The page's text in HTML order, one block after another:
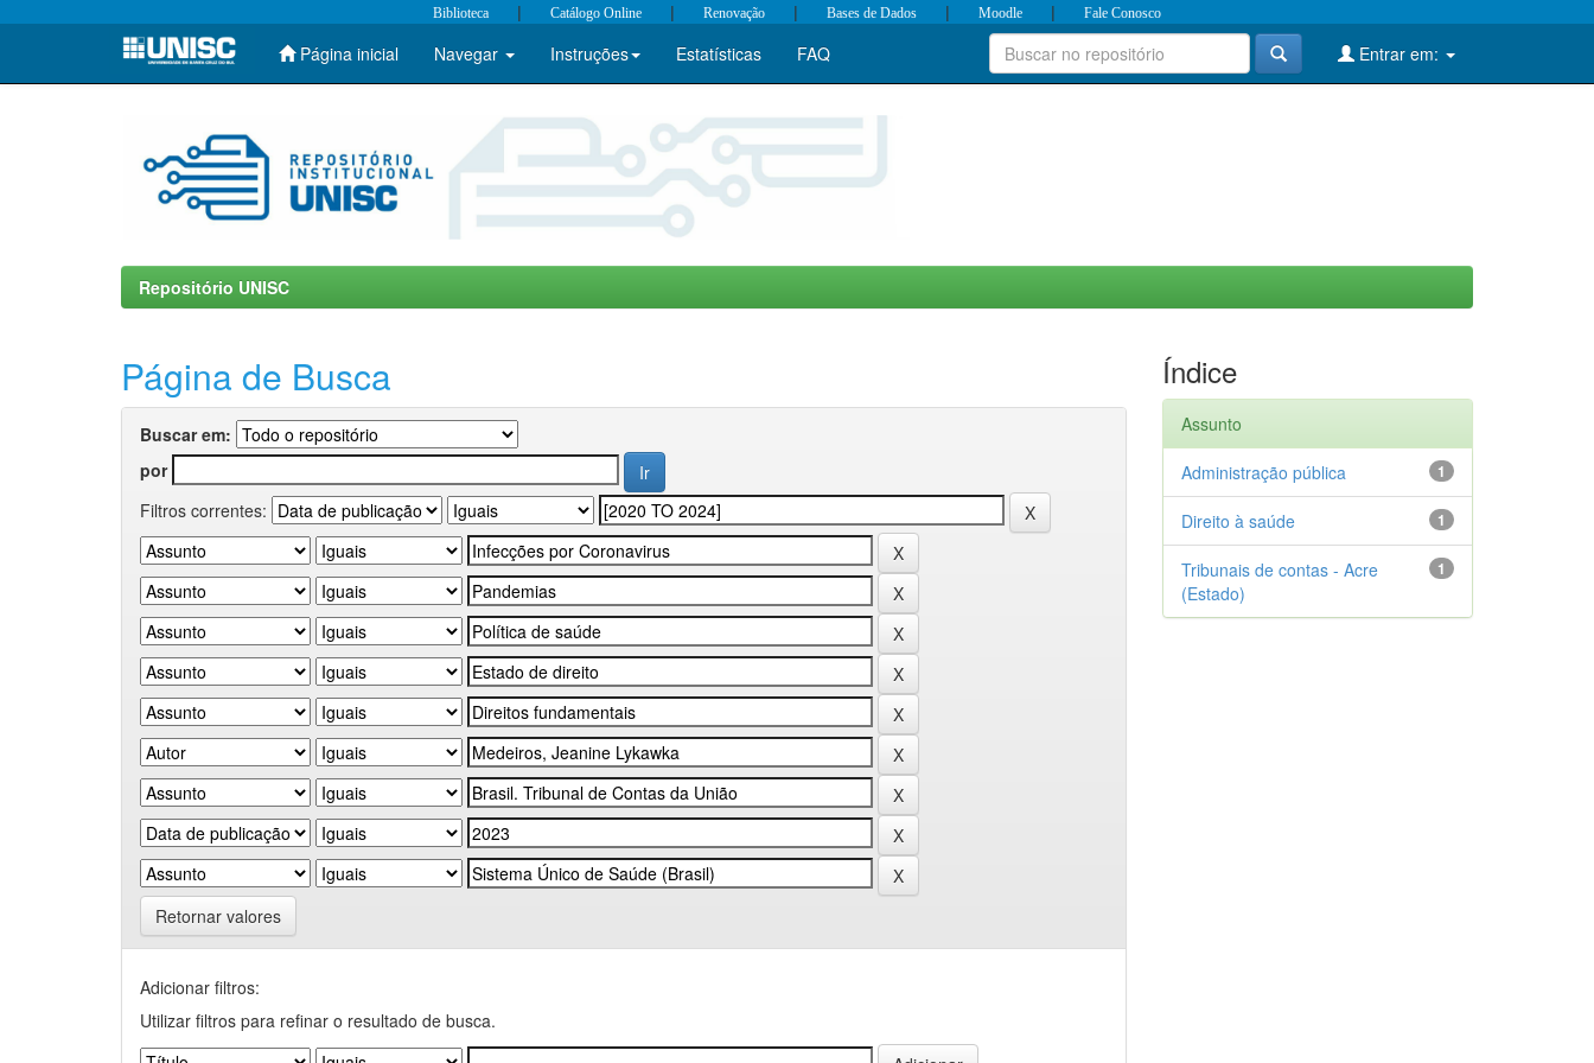
Skip
Biblioteca | Catálogo Online | Renovação | Bases de Dados | Moodle | Fale Conosco
Página inicial Navegar Instruções Estatísticas FAQ Entrar em:
Repositório UNISC
Página de Busca
Buscar em:
por
Filtros correntes:
Retornar valores
Adicionar filtros:
Utilizar filtros para refinar o resultado de busca.
Índice
Assunto
1
Administração pública
1
Direito à saúde
1
Tribunais de contas - Acre
(Estado)